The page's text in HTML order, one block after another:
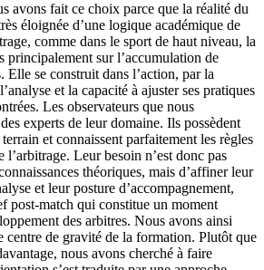
avons fait ce choix parce que la réalité du
éloignée d’une logique académique de
comme dans le sport de haut niveau, la
principalement sur l’accumulation de
Elle se construit dans l’action, par la
et la capacité à ajuster ses pratiques
Les observateurs que nous
experts de leur domaine. Ils possèdent
et connaissent parfaitement les règles
l’arbitrage. Leur besoin n’est donc pas
théoriques, mais d’affiner leur
et leur posture d’accompagnement,
post-match qui constitue un moment
des arbitres. Nous avons ainsi
centre de gravité de la formation. Plutôt que
nous avons cherché à faire